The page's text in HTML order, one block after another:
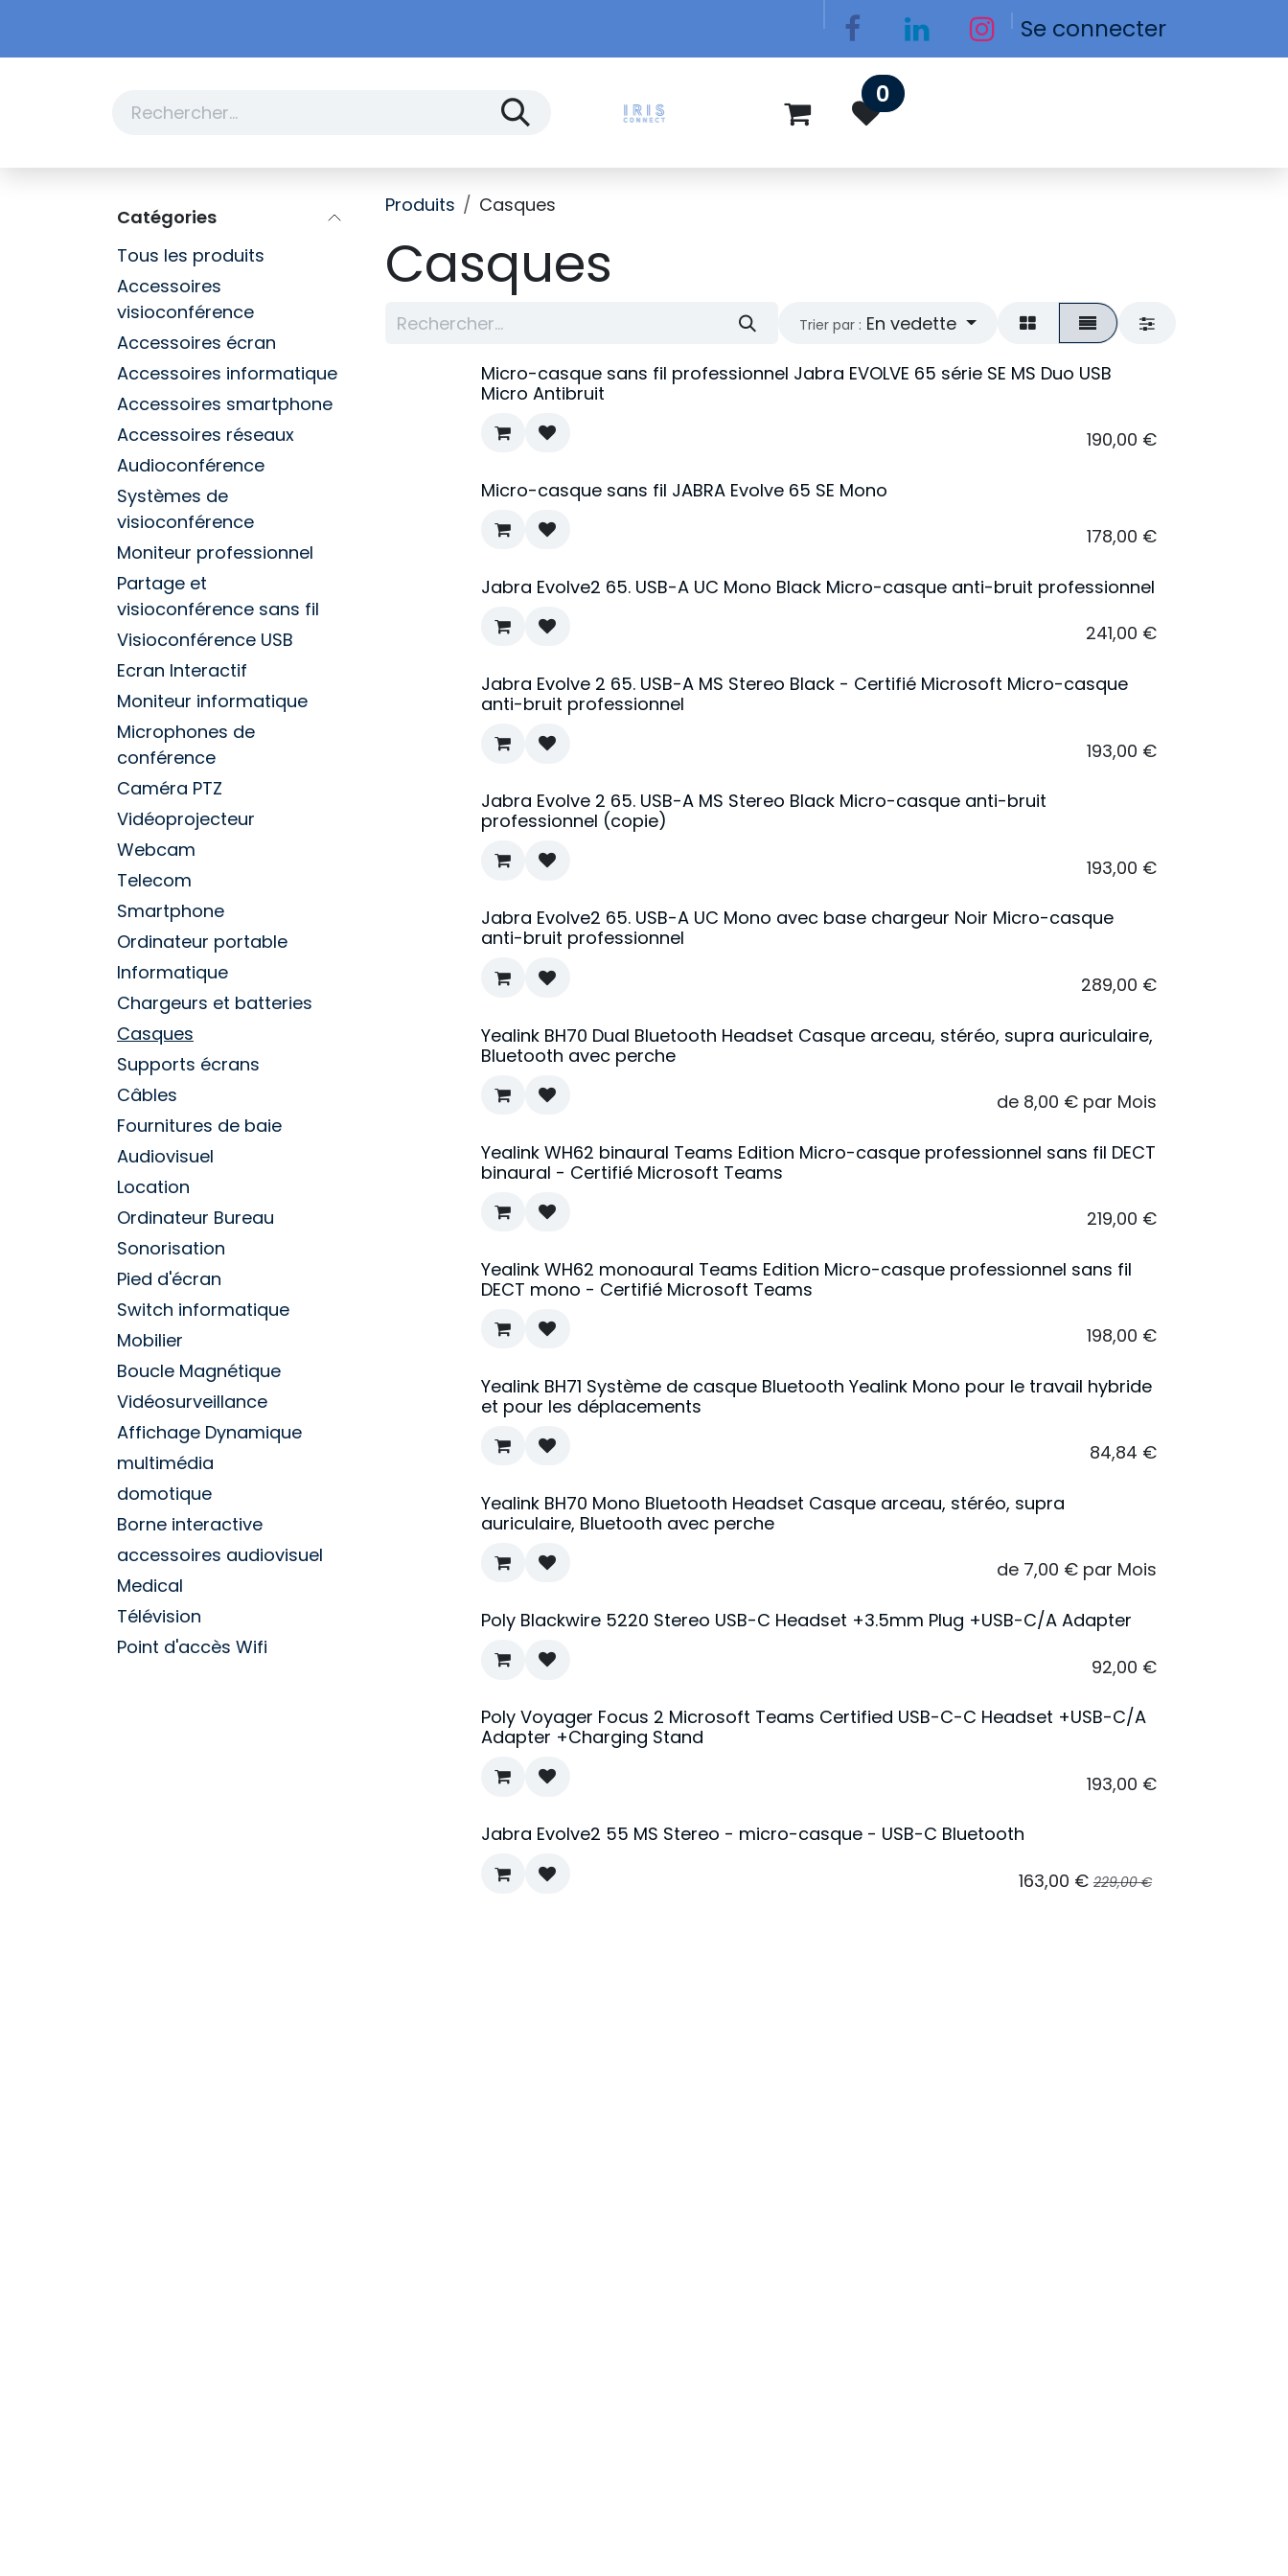
Se connecter
0
Catégories
Tous les produits
Accessoires
visioconférence
Accessoires écran
Accessoires informatique
Accessoires smartphone
Accessoires réseaux
Audioconférence
Systèmes de
visioconférence
Moniteur professionnel
Partage et
visioconférence sans fil
Visioconférence USB
Ecran Interactif
Moniteur informatique
Microphones de
conférence
Caméra PTZ
Vidéoprojecteur
Webcam
Telecom
Smartphone
Ordinateur portable
Informatique
Chargeurs et batteries
Casques
Supports écrans
Câbles
Fournitures de baie
Audiovisuel
Location
Ordinateur Bureau
Sonorisation
Pied d'écran
Switch informatique
Mobilier
Boucle Magnétique
Vidéosurveillance
Affichage Dynamique
multimédia
domotique
Borne interactive
accessoires audiovisuel
Medical
Télévision
Point d'accès Wifi
Produits Casques
Casques
Trier par : En vedette
Micro-casque sans fil professionnel Jabra EVOLVE 65 série SE MS Duo USB
Micro Antibruit
190,00 €
Micro-casque sans fil JABRA Evolve 65 SE Mono
178,00 €
Jabra Evolve2 65. USB-A UC Mono Black Micro-casque anti-bruit professionnel
241,00 €
Jabra Evolve 2 65. USB-A MS Stereo Black - Certifié Microsoft Micro-casque
anti-bruit professionnel
193,00 €
Jabra Evolve 2 65. USB-A MS Stereo Black Micro-casque anti-bruit
professionnel (copie)
193,00 €
Jabra Evolve2 65. USB-A UC Mono avec base chargeur Noir Micro-casque
anti-bruit professionnel
289,00 €
Yealink BH70 Dual Bluetooth Headset Casque arceau, stéréo, supra auriculaire,
Bluetooth avec perche
de 8,00 € par Mois
Yealink WH62 binaural Teams Edition Micro-casque professionnel sans fil DECT
binaural - Certifié Microsoft Teams
219,00 €
Yealink WH62 monoaural Teams Edition Micro-casque professionnel sans fil
DECT mono - Certifié Microsoft Teams
198,00 €
Yealink BH71 Système de casque Bluetooth Yealink Mono pour le travail hybride
et pour les déplacements
84,84 €
Yealink BH70 Mono Bluetooth Headset Casque arceau, stéréo, supra
auriculaire, Bluetooth avec perche
de 7,00 € par Mois
Poly Blackwire 5220 Stereo USB-C Headset +3.5mm Plug +USB-C/A Adapter
92,00 €
Poly Voyager Focus 2 Microsoft Teams Certified USB-C-C Headset +USB-C/A
Adapter +Charging Stand
193,00 €
Jabra Evolve2 55 MS Stereo - micro-casque - USB-C Bluetooth
163,00 € 229,00€